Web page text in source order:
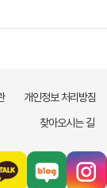
개인정보 처리방침
찾아오시는 길